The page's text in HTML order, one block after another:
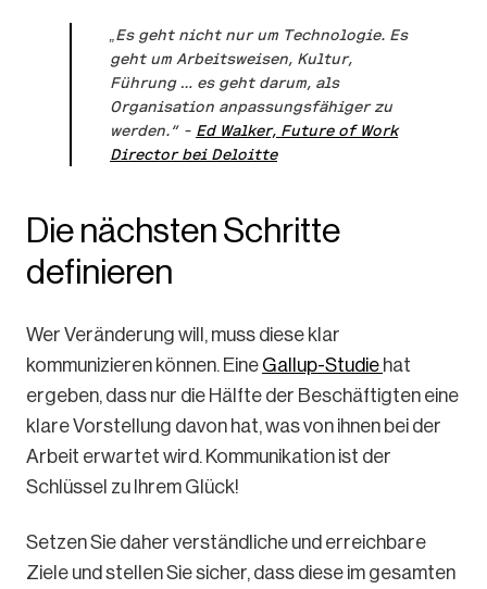
„Es geht nicht nur um Technologie. Es
geht um Arbeitsweisen, Kultur,
Führung … es geht darum, als
Organisation anpassungsfähiger zu
werden.“ – Ed Walker, Future of Work
Director bei Deloitte
Die nächsten Schritte
definieren
Wer Veränderung will, muss diese klar
kommunizieren können. Eine Gallup-Studie hat
ergeben, dass nur die Hälfte der Beschäftigten eine
klare Vorstellung davon hat, was von ihnen bei der
Arbeit erwartet wird. Kommunikation ist der
Schlüssel zu Ihrem Glück!
Setzen Sie daher verständliche und erreichbare
Ziele und stellen Sie sicher, dass diese im gesamten